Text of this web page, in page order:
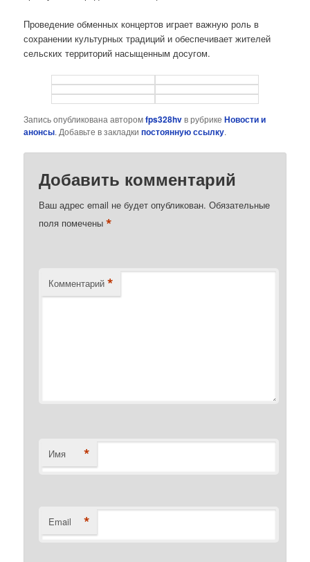
Проведение обменных концертов играет важную роль в
сохранении культурных традиций и обеспечивает жителей
сельских территорий насыщенным досугом.
Запись опубликована авторомfps328hvв рубрикеНовости и
анонсы. Добавьте в закладкипостоянную ссылку.
Добавить комментарий
Ваш адрес email не будет опубликован. Обязательные
поля помечены*
Комментарий *
Имя *
Email *